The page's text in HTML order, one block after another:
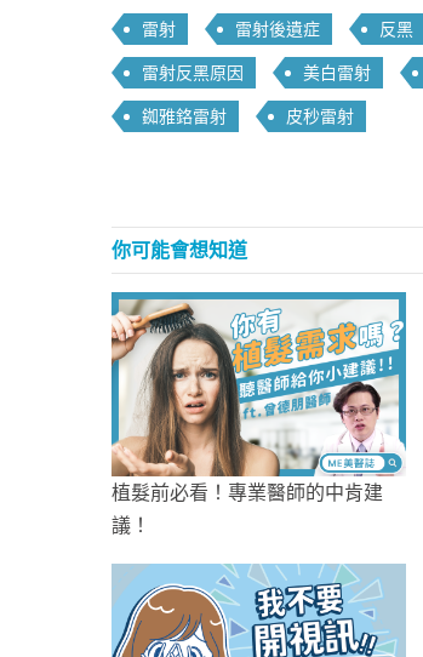
雷射 雷射後遺症 反黑
雷射反黑原因 美白雷射
銣雅鉻雷射 皮秒雷射
你可能會想知道
植髮前必看！專業醫師的中肯建
議！